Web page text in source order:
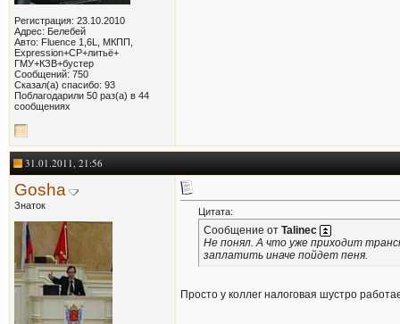
Регистрация: 23.10.2010
Адрес: Белебей
Авто: Fluence 1,6L, МКПП,
Expression+СР+литьё+
ГМУ+КЗВ+бустер
Сообщений: 750
Сказал(а) спасибо: 93
Поблагодарили 50 раз(а) в 44
сообщениях
31.01.2011, 21:56
Gosha
Знаток
Цитата:
Сообщение от Talinec
Не понял. А что уже приходит
заплатить иначе пойдет пеня.
Просто у коллег налоговая шустро